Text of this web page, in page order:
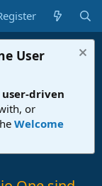
User
driven
or
Welcome